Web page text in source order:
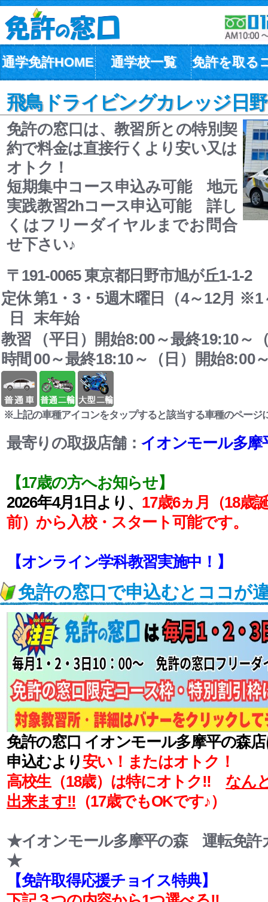
通学免許HOME 通学校一覧 免許を取る
飛鳥ドライビングカレッジ日
免許の窓口は、教習所との特別契
約で料金は直接行くより安い又は
オトク！
短期集中コース申込み可能 地元
実践教習2hコース申込可能 詳し
くはフリーダイヤルまでお問合
せ下さい♪
〒191-0065 東京都日野市旭が丘1-1-2
定休
日
第1・3・5週木曜日（4～12月 ※1
末年始
教習
時間
（平日）開始8:00～最終19:10～
00～最終18:10～（日）開始8:00
※上記の車種アイコンをタップすると該当する車種のページ
最寄りの取扱店舗： イオンモール多摩
【17歳の方へお知らせ】
2026年4月1日より、 17歳6ヵ月（18歳
前）から入校・スタート可能です。
【オンライン学科教習実施中！】
免許の窓口で申込むとココが
免許の窓口 イオンモール多摩平の森
申込むより 安い！またはオトク！
高校生（18歳）は特にオトク‼ なん
出来ます‼ （17歳でもOKです♪）
★イオンモール多摩平の森 運転免許
★
【免許取得応援チョイス特典】